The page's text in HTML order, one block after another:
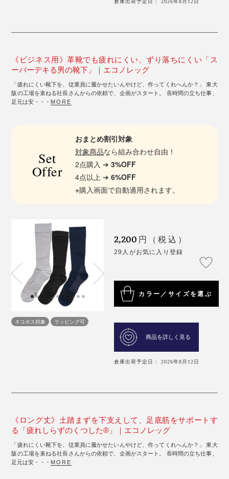
倉庫出荷予定日： 2026年8月12日
《ビジネス用》革靴でも疲れにくい、ずり落ちにくい「ス
ーパーデキる男の靴下」｜エコノレッグ
「疲れにくい靴下を、従業員に履かせたいんやけど、作ってくれへんか？」 東大
阪の工場を束ねる社長さんからの依頼で、企画がスタート。 長時間の立ち仕事、
足元は安・・・ MORE
Set
Offer
おまとめ割引対象
対象商品なら組み合わせ自由！
2点購入 ➔3%OFF
4点以上 ➔6%OFF
※購入画面で自動適用されます。
ネコポス対象 ラッピング可
2,200 円（税込）
29人がお気に入り登録
カラー／サイズを選ぶ
商品を詳しく見る
倉庫出荷予定日： 2026年8月12日
《ロング丈》土踏まずを下支えして、足底筋をサポートす
る「疲れしらずのくつした®」｜エコノレッグ
「疲れにくい靴下を、従業員に履かせたいんやけど、作ってくれへんか？」 東大
阪の工場を束ねる社長さんからの依頼で、企画がスタート。 長時間の立ち仕事、
足元は安・・・ MORE